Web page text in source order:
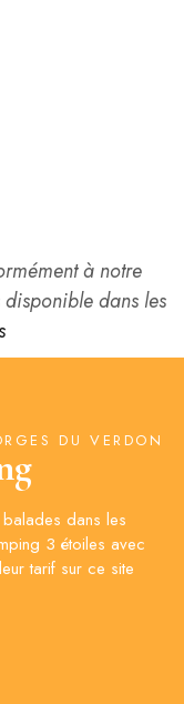
à notre
dans les
DU VERDON
dans les
3 étoiles avec
tarif sur ce site